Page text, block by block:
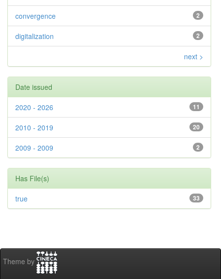
2
convergence
2
digitalization
next >
Date issued
11
2020 - 2026
20
2010 - 2019
2
2009 - 2009
Has File(s)
33
true
Theme by